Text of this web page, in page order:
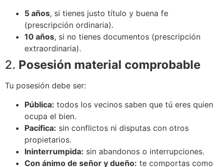
5 años, si tienes justo título y buena fe
(prescripción ordinaria).
10 años, si no tienes documentos (prescripción
extraordinaria).
2. Posesión material comprobable
Tu posesión debe ser:
Pública: todos los vecinos saben que tú eres quien
ocupa el bien.
Pacífica: sin conflictos ni disputas con otros
propietarios.
Ininterrumpida: sin abandonos o interrupciones.
Con ánimo de señor y dueño: te comportas como